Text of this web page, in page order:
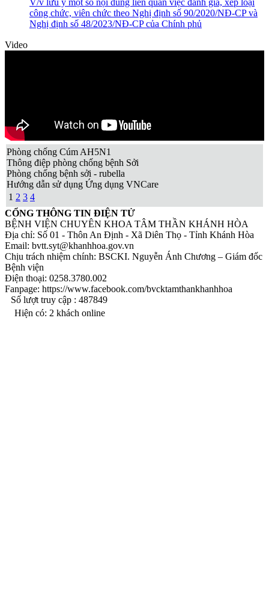
hóa chất, sinh phẩm bổ sung năm 2026”
Thông báo yêu cầu báo giá về việc tư vấn lập E-HSMT, đánh
giá E-HSDT và các dịch vụ liên quan BÁO GIÁ V/v Tư vấn
công chức, viên chức theo Nghị định số 90/2020/NĐ-CP và
Nghị định số 48/2023/NĐ-CP của Chính phủ
Video
Phòng chống Cúm AH5N1
Thông điệp phòng chống bệnh Sởi
Phòng chống bệnh sởi - rubella
Hướng dẫn sử dụng Ứng dụng VNCare
1 2 3 4
CỔNG THÔNG TIN ĐIỆN TỬ
BỆNH VIỆN CHUYÊN KHOA TÂM THẦN KHÁNH HÒA
Địa chỉ: Số 01 - Thôn An Định - Xã Diên Thọ - Tỉnh Khánh Hòa
Email: bvtt.syt@khanhhoa.gov.vn
Chịu trách nhiệm chính: BSCKI. Nguyễn Ánh Chương – Giám đốc
Bệnh viện
Điện thoại: 0258.3780.002
Fanpage: https://www.facebook.com/bvcktamthankhanhhoa
Số lượt truy cập : 487849
Hiện có: 2 khách online